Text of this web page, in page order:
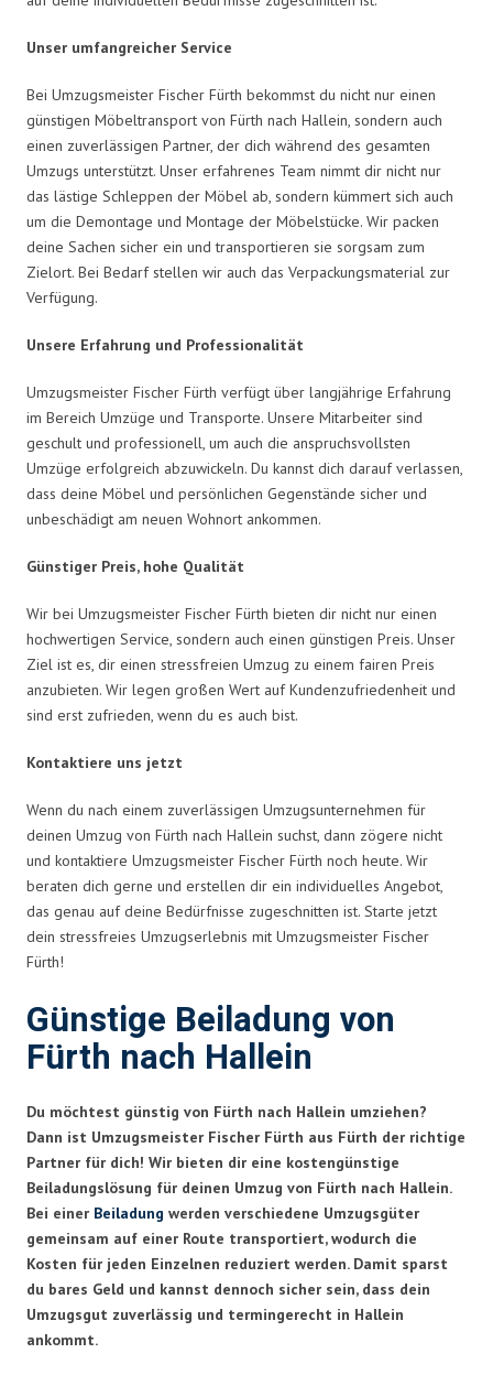
Unser umfangreicher Service
Bei Umzugsmeister Fischer Fürth bekommst du nicht nur einen
günstigen Möbeltransport von Fürth nach Hallein, sondern auch
einen zuverlässigen Partner, der dich während des gesamten
Umzugs unterstützt. Unser erfahrenes Team nimmt dir nicht nur
das lästige Schleppen der Möbel ab, sondern kümmert sich auch
um die Demontage und Montage der Möbelstücke. Wir packen
deine Sachen sicher ein und transportieren sie sorgsam zum
Zielort. Bei Bedarf stellen wir auch das Verpackungsmaterial zur
Verfügung.
Unsere Erfahrung und Professionalität
Umzugsmeister Fischer Fürth verfügt über langjährige Erfahrung
im Bereich Umzüge und Transporte. Unsere Mitarbeiter sind
geschult und professionell, um auch die anspruchsvollsten
Umzüge erfolgreich abzuwickeln. Du kannst dich darauf verlassen,
dass deine Möbel und persönlichen Gegenstände sicher und
unbeschädigt am neuen Wohnort ankommen.
Günstiger Preis, hohe Qualität
Wir bei Umzugsmeister Fischer Fürth bieten dir nicht nur einen
hochwertigen Service, sondern auch einen günstigen Preis. Unser
Ziel ist es, dir einen stressfreien Umzug zu einem fairen Preis
anzubieten. Wir legen großen Wert auf Kundenzufriedenheit und
sind erst zufrieden, wenn du es auch bist.
Kontaktiere uns jetzt
Wenn du nach einem zuverlässigen Umzugsunternehmen für
deinen Umzug von Fürth nach Hallein suchst, dann zögere nicht
und kontaktiere Umzugsmeister Fischer Fürth noch heute. Wir
beraten dich gerne und erstellen dir ein individuelles Angebot,
das genau auf deine Bedürfnisse zugeschnitten ist. Starte jetzt
dein stressfreies Umzugserlebnis mit Umzugsmeister Fischer
Fürth!
Günstige Beiladung von
Fürth nach Hallein
Du möchtest günstig von Fürth nach Hallein umziehen?
Dann ist Umzugsmeister Fischer Fürth aus Fürth der richtige
Partner für dich! Wir bieten dir eine kostengünstige
Beiladungslösung für deinen Umzug von Fürth nach Hallein.
Bei einer Beiladung werden verschiedene Umzugsgüter
gemeinsam auf einer Route transportiert, wodurch die
Kosten für jeden Einzelnen reduziert werden. Damit sparst
du bares Geld und kannst dennoch sicher sein, dass dein
Umzugsgut zuverlässig und termingerecht in Hallein
ankommt.